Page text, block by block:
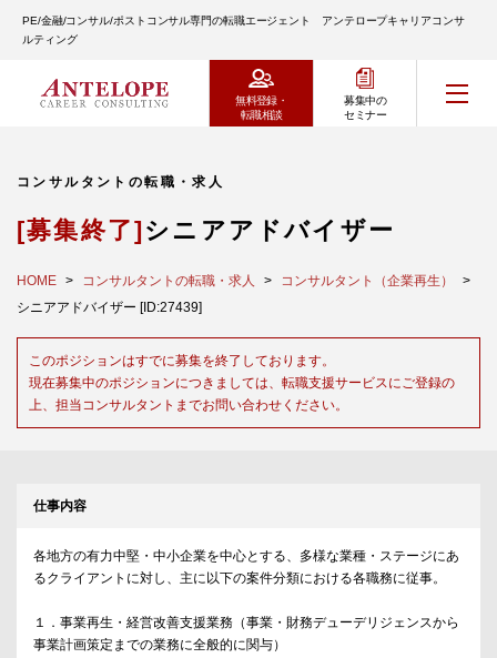
PE/金融/コンサル/ポストコンサル専門の転職エージェント アンテロープキャリアコンサ
ルティング
無料登録・
転職相談
募集中の
セミナー
コンサルタントの転職・求人
[募集終了] シニアアドバイザー
HOME コンサルタントの転職・求人
コンサルタント（企業再生）
シニアアドバイザー [ID:27439]
このポジションはすでに募集を終了しております。
現在募集中のポジションにつきましては、転職支援サービスにご登録の
上、担当コンサルタントまでお問い合わせください。
仕事内容
各地方の有力中堅・中小企業を中心とする、多様な業種・ステージにあ
るクライアントに対し、主に以下の案件分類における各職務に従事。
１．事業再生・経営改善支援業務（事業・財務デューデリジェンスから
事業計画策定までの業務に全般的に関与）